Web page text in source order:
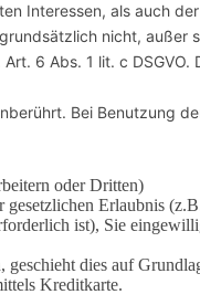
Interessen, als auch der
nicht, außer
6 Abs. 1 lit. c DSGVO.
Bei Benutzung
oder Dritten)
gesetzlichen Erlaubnis
ist), Sie
geschieht dies auf
Kreditkarte.